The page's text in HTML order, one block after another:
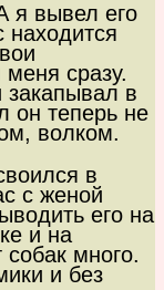
я вывел его
находится
сразу.
в
он теперь не
волком.
в
с женой
его на
и на
много.
и без